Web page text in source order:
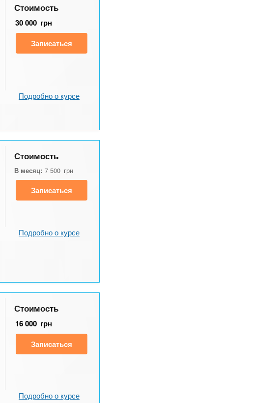
Стоимость
30 000 грн
Записаться
Подробно о курсе
Стоимость
В месяц: 7 500 грн
Записаться
Подробно о курсе
Стоимость
16 000 грн
Записаться
Подробно о курсе